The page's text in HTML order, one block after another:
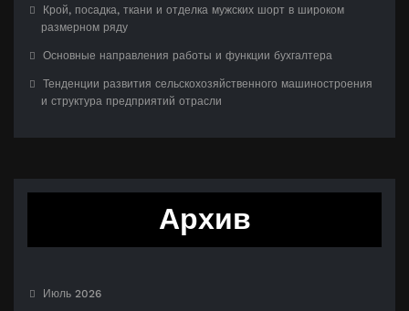
Крой, посадка, ткани и отделка мужских шорт в широком
размерном ряду
Основные направления работы и функции бухгалтера
Тенденции развития сельскохозяйственного машиностроения
и структура предприятий отрасли
Архив
Июль 2026